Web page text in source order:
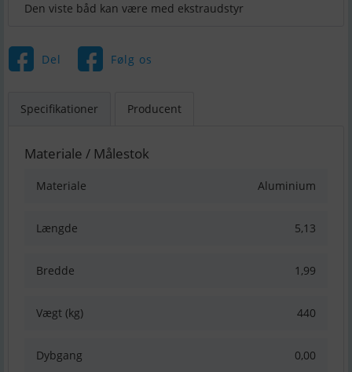
Den viste båd kan være med ekstraudstyr
Del Følg os
Specifikationer Producent
Materiale / Målestok
Materiale Aluminium
Længde 5,13
Bredde 1,99
Vægt (kg) 440
Dybgang 0,00